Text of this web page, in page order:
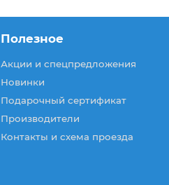
Полезное
Акции и спецпредложения
Новинки
Подарочный сертификат
Производители
Контакты и схема проезда